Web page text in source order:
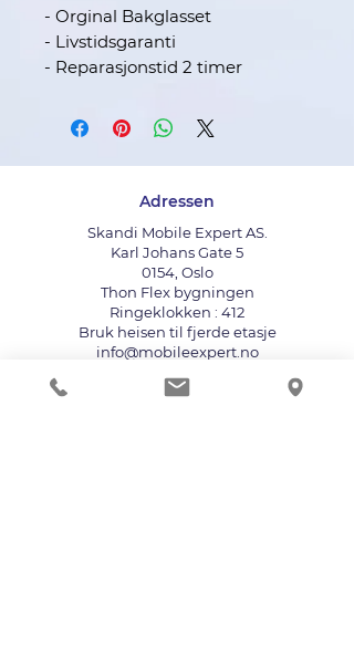
- Orginal Bakglasset
- Livstidsgaranti
- Reparasjonstid 2 timer
Adressen
Skandi Mobile Expert AS.
Karl Johans Gate 5
0154, Oslo
Thon Flex bygningen
Ringeklokken : 412
Bruk heisen til fjerde etasje
info@mobileexpert.no